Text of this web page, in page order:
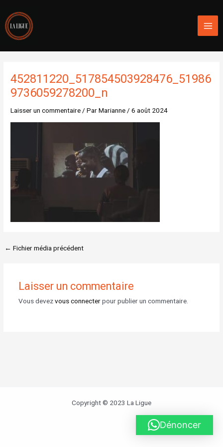
contenu
452811220_517854503928476_51986
9736059278200_n
Laisser un commentaire/ ParMarianne/6 août 2024
← Fichier média précédent
Laisser un commentaire
Vous devezvous connecterpour publier un commentaire.
Copyright © 2023 La Ligue
Dénoncer